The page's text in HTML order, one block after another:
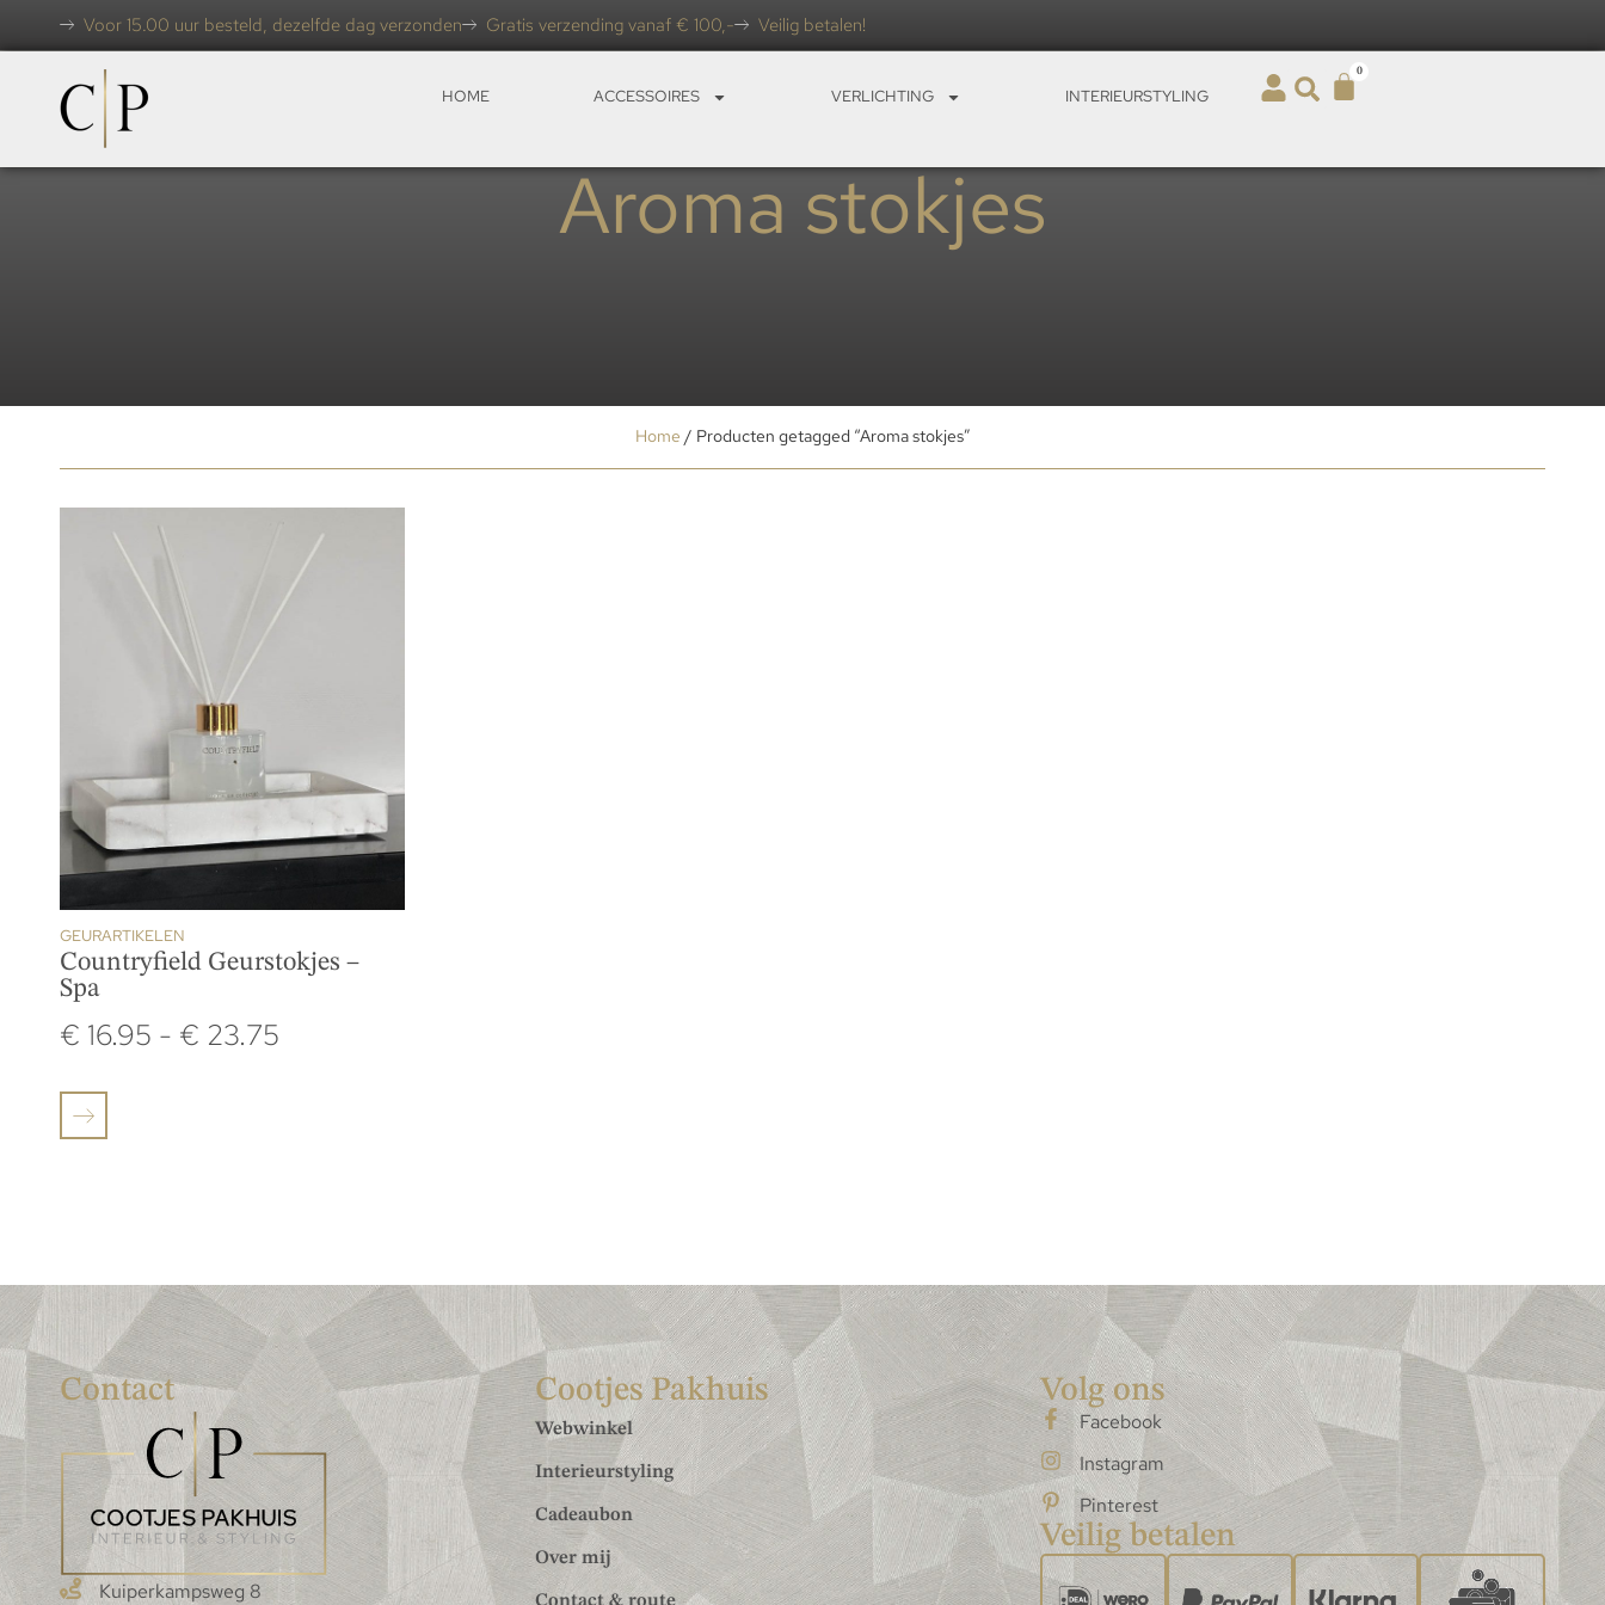
Voor 15.00 uur besteld, dezelfde dag verzonden Gratis verzending vanaf € 100,- Veilig betalen!
HOME ACCESSOIRES VERLICHTING INTERIEURSTYLING
0
Aroma stokjes
Home / Producten getagged “Aroma stokjes”
GEURARTIKELEN
Countryfield Geurstokjes –
Spa
€ 16.95 - € 23.75
Contact
Kuiperkampsweg 8
Cootjes Pakhuis
Webwinkel
Interieurstyling
Cadeaubon
Over mij
Volg ons
Facebook
Instagram
Pinterest
Veilig betalen